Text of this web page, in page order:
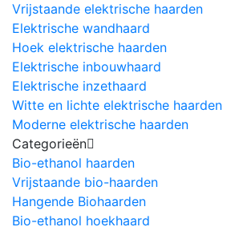
Vrijstaande elektrische haarden
Elektrische wandhaard
Hoek elektrische haarden
Elektrische inbouwhaard
Elektrische inzethaard
Witte en lichte elektrische haarden
Moderne elektrische haarden
Categorieën
Bio-ethanol haarden
Vrijstaande bio-haarden
Hangende Biohaarden
Bio-ethanol hoekhaard